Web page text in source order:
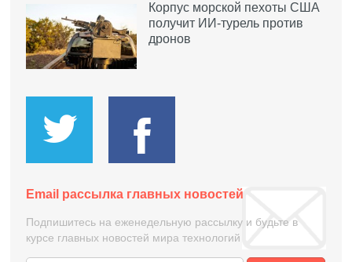
Корпус морской пехоты США
получит ИИ-турель против
дронов
Email рассылка главных новостей
Подпишитесь на еженедельную рассылку и будьте в
курсе главных новостей мира технологий